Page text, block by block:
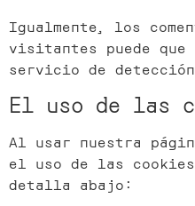
Igualmente, los
visitantes puede que
servicio de detección
El uso de las
Al usar nuestra
el uso de las
detalla abajo: